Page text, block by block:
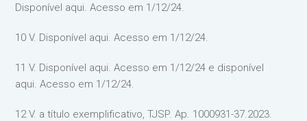
Disponível aqui. Acesso em 1/12/24.
10 V. Disponível aqui. Acesso em 1/12/24.
11 V. Disponível aqui. Acesso em 1/12/24 e disponível
aqui. Acesso em 1/12/24.
12 V. a título exemplificativo, TJSP. Ap. 1000931-37.2023.